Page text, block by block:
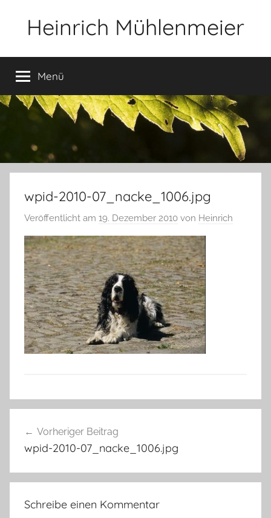
Heinrich Mühlenmeier
Glauben,
Umwelt,
Fotografie,
Menü
wpid-2010-07_nacke_1006.jpg
Veröffentlicht am 19. Dezember 2010 von Heinrich
Vorheriger Beitrag
wpid-2010-07_nacke_1006.jpg
Schreibe einen Kommentar